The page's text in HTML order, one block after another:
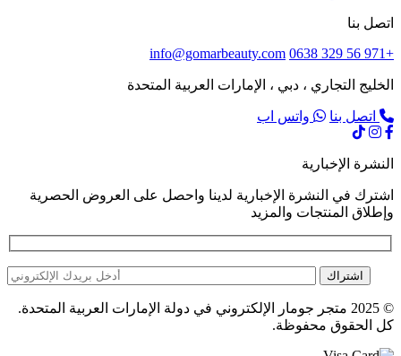
اتصل بنا
+971 56 329 0638
info@gomarbeauty.com
الخليج التجاري ، دبي ، الإمارات العربية المتحدة
اتصل بنا واتس اب
النشرة الإخبارية
اشترك في النشرة الإخبارية لدينا واحصل على العروض الحصرية
وإطلاق المنتجات والمزيد
اشتراك
© 2025 متجر جومار الإلكتروني في دولة الإمارات العربية المتحدة.
كل الحقوق محفوظة.